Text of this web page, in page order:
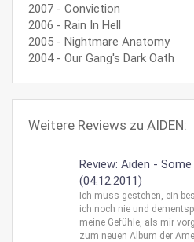
2007 - Conviction
2006 - Rain In Hell
2005 - Nightmare Anatomy
2004 - Our Gang's Dark Oath
Weitere Reviews zu AIDEN:
Review: Aiden -
(04.12.2011)
Ich muss gestehen, ein
ich noch nie und
meine Gefühle, als mir
zum neuen Album der